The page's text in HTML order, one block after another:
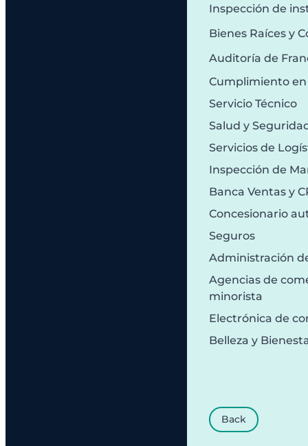
Inspección de
Bienes Raíces y
Auditoría de
Cumplimiento en
Servicio Técnico
Salud y
Servicios de
Inspección de
Banca Ventas y
Concesionario
Seguros
Administración
Agencias de
minorista
Electrónica de
Belleza y
Back